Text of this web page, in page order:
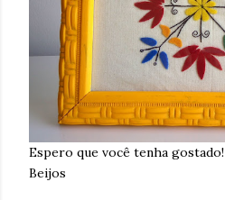
Espero que você tenha gostado!
Beijos